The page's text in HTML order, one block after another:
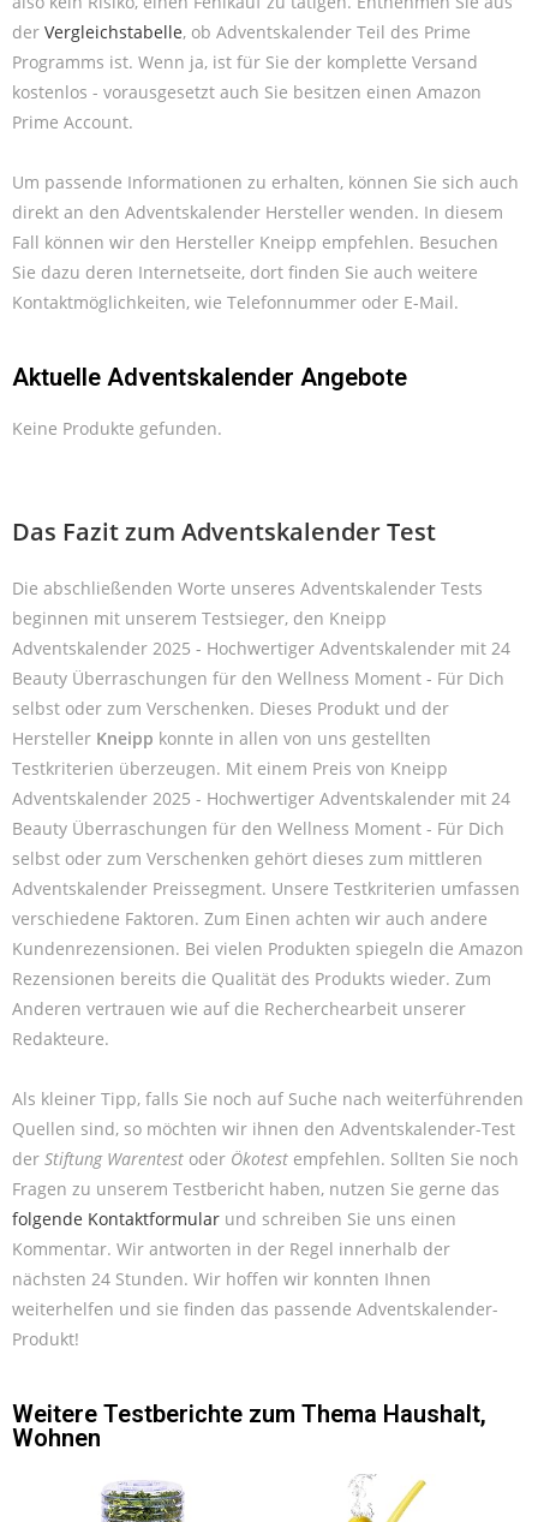
der Vergleichstabelle, ob Adventskalender Teil des Prime
Programms ist. Wenn ja, ist für Sie der komplette Versand
kostenlos - vorausgesetzt auch Sie besitzen einen Amazon
Prime Account.
Um passende Informationen zu erhalten, können Sie sich auch
direkt an den Adventskalender Hersteller wenden. In diesem
Fall können wir den Hersteller Kneipp empfehlen. Besuchen
Sie dazu deren Internetseite, dort finden Sie auch weitere
Kontaktmöglichkeiten, wie Telefonnummer oder E-Mail.
Aktuelle Adventskalender Angebote
Keine Produkte gefunden.
Das Fazit zum Adventskalender Test
Die abschließenden Worte unseres Adventskalender Tests
beginnen mit unserem Testsieger, den Kneipp
Adventskalender 2025 - Hochwertiger Adventskalender mit 24
Beauty Überraschungen für den Wellness Moment - Für Dich
selbst oder zum Verschenken. Dieses Produkt und der
Hersteller Kneipp konnte in allen von uns gestellten
Testkriterien überzeugen. Mit einem Preis von Kneipp
Adventskalender 2025 - Hochwertiger Adventskalender mit 24
Beauty Überraschungen für den Wellness Moment - Für Dich
selbst oder zum Verschenken gehört dieses zum mittleren
Adventskalender Preissegment. Unsere Testkriterien umfassen
verschiedene Faktoren. Zum Einen achten wir auch andere
Kundenrezensionen. Bei vielen Produkten spiegeln die Amazon
Rezensionen bereits die Qualität des Produkts wieder. Zum
Anderen vertrauen wie auf die Recherchearbeit unserer
Redakteure.
Als kleiner Tipp, falls Sie noch auf Suche nach weiterführenden
Quellen sind, so möchten wir ihnen den Adventskalender-Test
der Stiftung Warentest oder Ökotest empfehlen. Sollten Sie noch
Fragen zu unserem Testbericht haben, nutzen Sie gerne das
folgende Kontaktformular und schreiben Sie uns einen
Kommentar. Wir antworten in der Regel innerhalb der
nächsten 24 Stunden. Wir hoffen wir konnten Ihnen
weiterhelfen und sie finden das passende Adventskalender-
Produkt!
Weitere Testberichte zum Thema Haushalt,
Wohnen